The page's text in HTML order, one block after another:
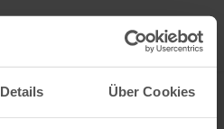
Details Über Cookies
INTERACTIVE MAP
my
Open filter